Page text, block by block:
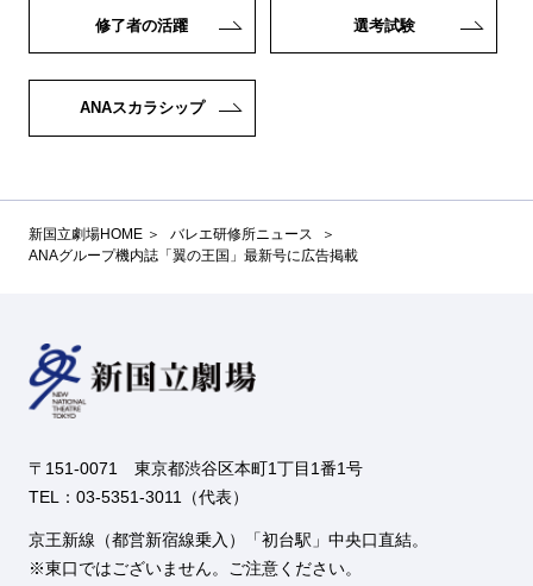
修了者の活躍 選考試験
ANAスカラシップ
新国立劇場HOME
バレエ研修所ニュース
ANAグループ機内誌「翼の王国」最新号に広告掲載
〒151-0071 東京都渋谷区本町1丁目1番1号
TEL：03-5351-3011（代表）
京王新線（都営新宿線乗入）「初台駅」中央口直結。
東口ではございません。ご注意ください。